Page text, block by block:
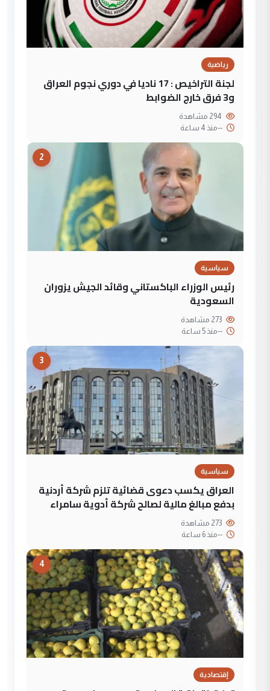
رياضية
لجنة التراخيص : 17 ناديا في دوري نجوم العراق
و3 فرق خارج الضوابط
--منذ 4 ساعة
2
سياسية
رئيس الوزراء الباكستاني وقائد الجيش يزوران
السعودية
--منذ 5 ساعة
3
سياسية
العراق يكسب دعوى قضائية تلزم شركة أردنية
بدفع مبالغ مالية لصالح شركة أدوية سامراء
--منذ 6 ساعة
4
إقتصادية